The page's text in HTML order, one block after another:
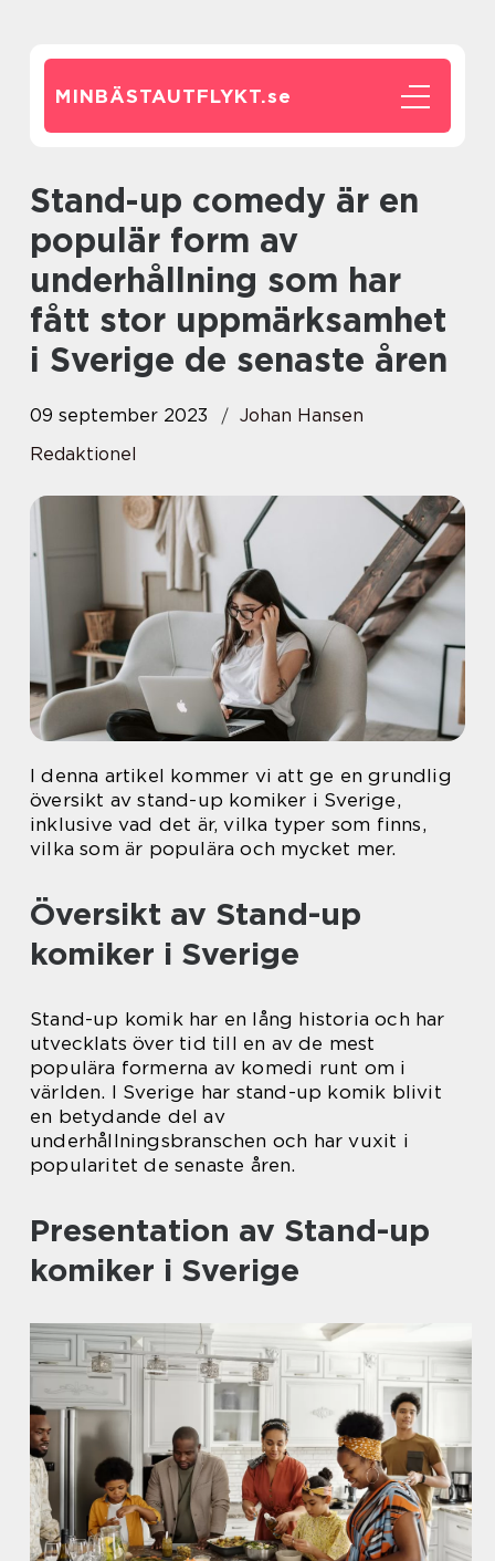
MINBÄSTAUTFLYKT.se
Stand-up comedy är en
populär form av
underhållning som har
fått stor uppmärksamhet
i Sverige de senaste åren
09 september 2023
Johan Hansen
Redaktionel
I denna artikel kommer vi att ge en grundlig
översikt av stand-up komiker i Sverige,
inklusive vad det är, vilka typer som finns,
vilka som är populära och mycket mer.
Översikt av Stand-up
komiker i Sverige
Stand-up komik har en lång historia och har
utvecklats över tid till en av de mest
populära formerna av komedi runt om i
världen. I Sverige har stand-up komik blivit
en betydande del av
underhållningsbranschen och har vuxit i
popularitet de senaste åren.
Presentation av Stand-up
komiker i Sverige